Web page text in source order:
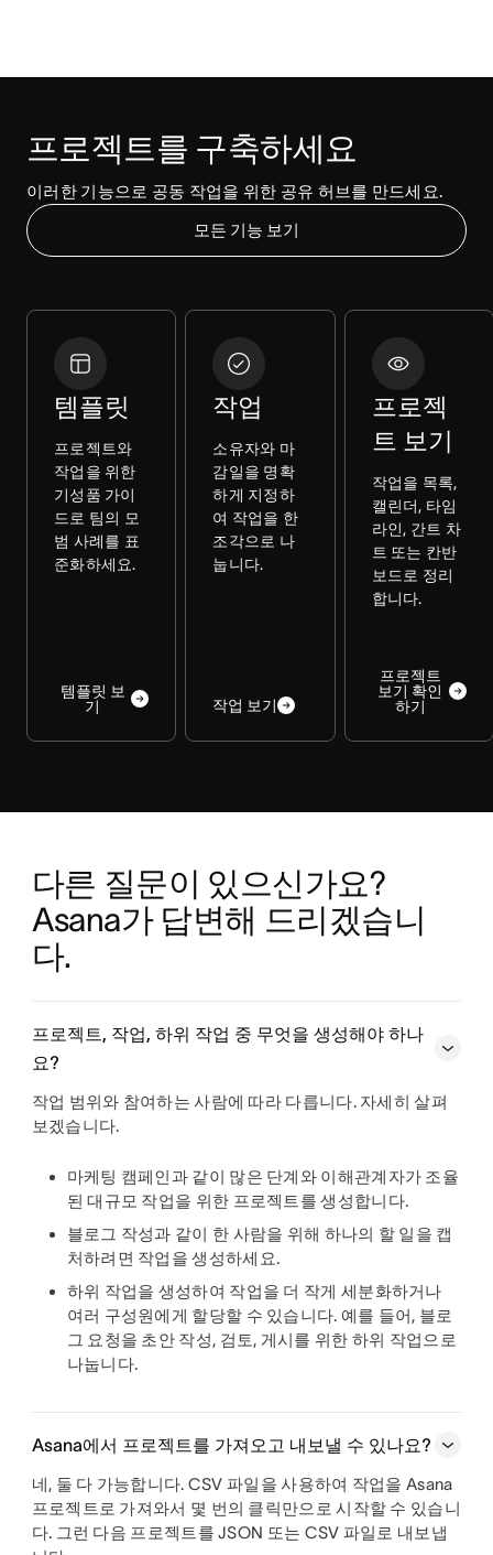
프로젝트를 구축하세요
이러한 기능으로 공동 작업을 위한 공유 허브를 만드세요.
모든 기능 보기
템플릿
프로젝트와
작업을 위한
기성품 가이
드로 팀의 모
범 사례를 표
준화하세요.
템플릿 보
기
작업
소유자와 마
감일을 명확
하게 지정하
여 작업을 한
조각으로 나
눕니다.
작업 보기
프로젝
트 보기
작업을 목록,
캘린더, 타임
라인, 간트 차
트 또는 칸반
보드로 정리
합니다.
프로젝트
보기 확인
하기
다른 질문이 있으신가요?
Asana가 답변해 드리겠습니
다.
프로젝트, 작업, 하위 작업 중 무엇을 생성해야 하나
요?
작업 범위와 참여하는 사람에 따라 다릅니다. 자세히 살펴
보겠습니다.
마케팅 캠페인과 같이 많은 단계와 이해관계자가 조율
된 대규모 작업을 위한 프로젝트를 생성합니다.
블로그 작성과 같이 한 사람을 위해 하나의 할 일을 캡
처하려면 작업을 생성하세요.
하위 작업을 생성하여 작업을 더 작게 세분화하거나
여러 구성원에게 할당할 수 있습니다. 예를 들어, 블로
그 요청을 초안 작성, 검토, 게시를 위한 하위 작업으로
나눕니다.
Asana에서 프로젝트를 가져오고 내보낼 수 있나요?
네, 둘 다 가능합니다. CSV 파일을 사용하여 작업을 Asana
프로젝트로 가져와서 몇 번의 클릭만으로 시작할 수 있습니
다. 그런 다음 프로젝트를 JSON 또는 CSV 파일로 내보냅